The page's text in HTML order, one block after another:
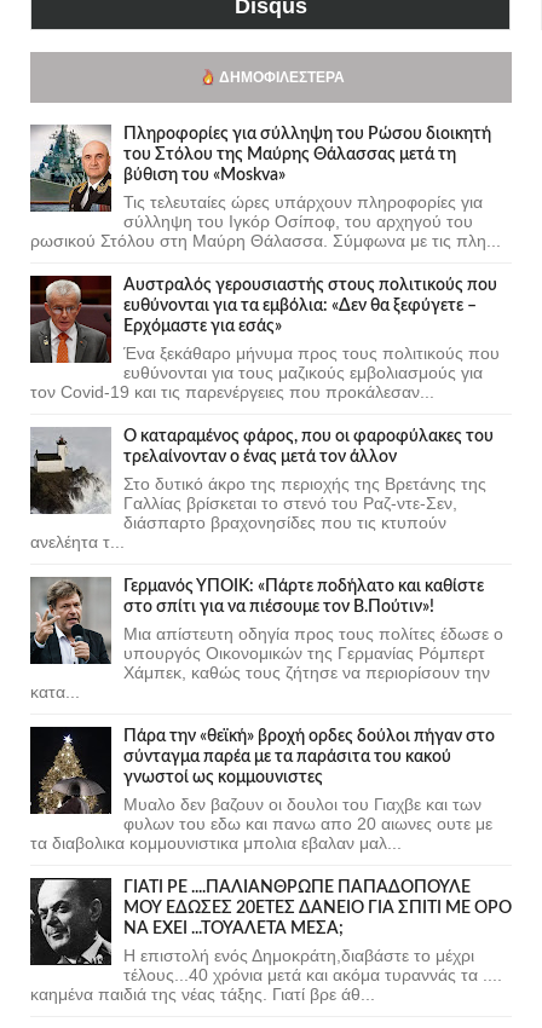
Disqus
ΔΗΜΟΦΙΛΈΣΤΕΡΑ
Πληροφορίες για σύλληψη του Ρώσου διοικητή
του Στόλου της Mαύρης Θάλασσας μετά τη
βύθιση του «Moskva»
Τις τελευταίες ώρες υπάρχουν πληροφορίες για
σύλληψη του Ιγκόρ Οσίποφ, του αρχηγού του
ρωσικού Στόλου στη Μαύρη Θάλασσα. Σύμφωνα με τις πλη...
Αυστραλός γερουσιαστής στους πολιτικούς που
ευθύνονται για τα εμβόλια: «Δεν θα ξεφύγετε –
Ερχόμαστε για εσάς»
Ένα ξεκάθαρο μήνυμα προς τους πολιτικούς που
ευθύνονται για τους μαζικούς εμβολιασμούς για
τον Covid-19 και τις παρενέργειες που προκάλεσαν...
Ο καταραμένος φάρος, που οι φαροφύλακες του
τρελαίνονταν ο ένας μετά τον άλλον
Στο δυτικό άκρο της περιοχής της Βρετάνης της
Γαλλίας βρίσκεται το στενό του Ραζ-ντε-Σεν,
διάσπαρτο βραχονησίδες που τις κτυπούν
ανελέητα τ...
Γερμανός ΥΠΟΙΚ: «Πάρτε ποδήλατο και καθίστε
στο σπίτι για να πιέσουμε τον Β.Πούτιν»!
Μια απίστευτη οδηγία προς τους πολίτες έδωσε ο
υπουργός Οικονομικών της Γερμανίας Ρόμπερτ
Χάμπεκ, καθώς τους ζήτησε να περιορίσουν την
κατα...
Πάρα την «θεϊκή» βροχή ορδες δούλοι πήγαν στο
σύνταγμα παρέα με τα παράσιτα του κακού
γνωστοί ως κομμουνιστες
Μυαλο δεν βαζουν οι δουλοι του Γιαχβε και των
φυλων του εδω και πανω απο 20 αιωνες ουτε με
τα διαβολικα κομμουνιστικα μπολια εβαλαν μαλ...
ΓΙΑΤΙ ΡΕ ....ΠΑΛΙΑΝΘΡΩΠΕ ΠΑΠΑΔΟΠΟΥΛΕ
ΜΟΥ ΕΔΩΣΕΣ 20ΕΤΕΣ ΔΑΝΕΙΟ ΓΙΑ ΣΠΙΤΙ ΜΕ ΟΡΟ
ΝΑ ΕΧΕΙ ...ΤΟΥΑΛΕΤΑ ΜΕΣΑ;
Η επιστολή ενός Δημοκράτη,διαβάστε το μέχρι
τέλους...40 χρόνια μετά και ακόμα τυραννάς τα ....
καημένα παιδιά της νέας τάξης. Γιατί βρε άθ...